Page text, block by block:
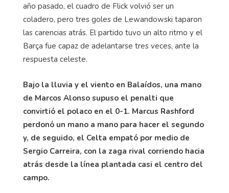
año pasado, el cuadro de Flick volvió ser un
coladero, pero tres goles de Lewandowski taparon
las carencias atrás. El partido tuvo un alto ritmo y el
Barça fue capaz de adelantarse tres veces, ante la
respuesta celeste.
Bajo la lluvia y el viento en Balaídos, una mano
de Marcos Alonso supuso el penalti que
convirtió el polaco en el 0-1. Marcus Rashford
perdonó un mano a mano para hacer el segundo
y, de seguido, el Celta empató por medio de
Sergio Carreira, con la zaga rival corriendo hacia
atrás desde la línea plantada casi el centro del
campo.